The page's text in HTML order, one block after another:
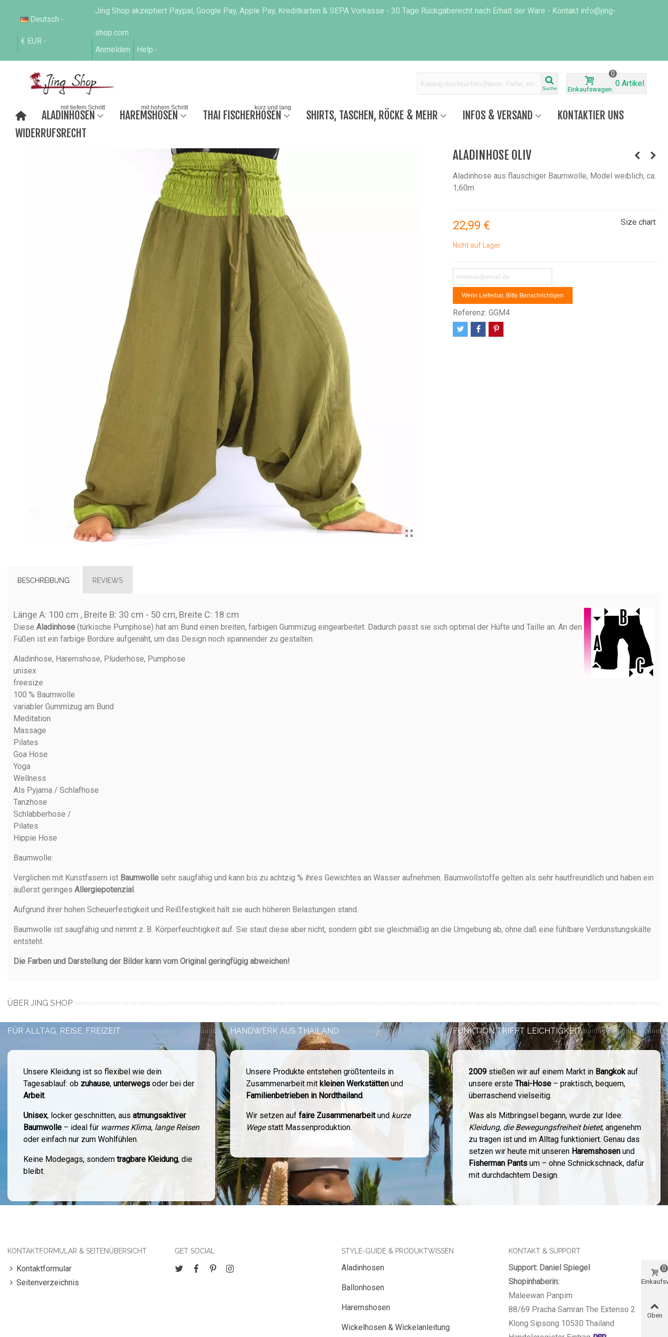
Deutsch
€ EUR
Jing Shop akzeptiert Paypal, Google Pay, Apple Pay, Kreditkarten & SEPA Vorkasse - 30 Tage Rückgaberecht nach Erhalt der Ware - Kontakt info@jing-
shop.com
Anmelden
Help
Suche Einkaufswagen
0
0 Artikel
ALADINHOSEN
mit tiefem Schritt
HAREMSHOSEN
mit hohem Schritt
THAI FISCHERHOSEN
kurz und lang
SHIRTS, TASCHEN, RÖCKE & MEHR INFOS & VERSAND
KONTAKTIER UNS
WIDERRUFSRECHT
ALADINHOSE OLIV
Aladinhose aus flauschiger Baumwolle, Model weiblich, ca.
1,60m
22,99 € Size chart
Nicht auf Lager
Wenn Lieferbar, Bitte Benachrichtigen
Referenz: GGM4
BESCHREIBUNG REVIEWS
Länge A: 100 cm , Breite B: 30 cm - 50 cm, Breite C: 18 cm
Diese Aladinhose (türkische Pumphose) hat am Bund einen breiten, farbigen Gummizug eingearbeitet. Dadurch passt sie sich optimal der Hüfte und Taille an. An den
Füßen ist ein farbige Bordüre aufgenäht, um das Design noch spannender zu gestalten.
Aladinhose, Haremshose, Pluderhose, Pumphose
unisex
freesize
100 % Baumwolle
variabler Gummizug am Bund
Meditation
Massage
Pilates
Goa Hose
Yoga
Wellness
Als Pyjama / Schlafhose
Tanzhose
Schlabberhose /
Pilates
Hippie Hose
Baumwolle:
Verglichen mit Kunstfasern ist Baumwolle sehr saugfähig und kann bis zu achtzig % ihres Gewichtes an Wasser aufnehmen. Baumwollstoffe gelten als sehr hautfreundlich und haben ein
äußerst geringes Allergiepotenzial.
Aufgrund ihrer hohen Scheuerfestigkeit und Reißfestigkeit hält sie auch höheren Belastungen stand.
Baumwolle ist saugfähig und nimmt z. B. Körperfeuchtigkeit auf. Sie staut diese aber nicht, sondern gibt sie gleichmäßig an die Umgebung ab, ohne daß eine fühlbare Verdunstungskälte
entsteht.
Die Farben und Darstellung der Bilder kann vom Original geringfügig abweichen!
ÜBER JING SHOP
FÜR ALLTAG, REISE, FREIZEIT
Unsere Kleidung ist so flexibel wie dein
Tagesablauf: ob zuhause, unterwegs oder bei der
Arbeit.
Unisex, locker geschnitten, aus atmungsaktiver
Baumwolle – ideal für warmes Klima, lange Reisen
oder einfach nur zum Wohlfühlen.
Keine Modegags, sondern tragbare Kleidung, die
bleibt.
HANDWERK AUS THAILAND
Unsere Produkte entstehen größtenteils in
Zusammenarbeit mit kleinen Werkstättenund
Familienbetrieben in Nordthailand.
Wir setzen auf faire Zusammenarbeitund kurze
Wegestatt Massenproduktion.
FUNKTION TRIFFT LEICHTIGKEIT
2009stießen wir auf einem Markt in Bangkokauf
unsere erste Thai-Hose– praktisch, bequem,
überraschend vielseitig.
Was als Mitbringsel begann, wurde zur Idee:
Kleidung, die Bewegungsfreiheit bietet, angenehm
zu tragen ist und im Alltag funktioniert. Genau das
setzen wir heute mit unseren Haremshosenund
Fisherman Pantsum – ohne Schnickschnack, dafür
mit durchdachtem Design.
KONTAKTFORMULAR & SEITENÜBERSICHT
Kontaktformular
Seitenverzeichnis
GET SOCIAL STYLE-GUIDE & PRODUKTWISSEN
Aladinhosen
Ballonhosen
Haremshosen
Wickelhosen & Wickelanleitung
KONTAKT & SUPPORT
Support: Daniel Spiegel
Shopinhaberin:
Maleewan Panpim
88/69 Pracha Samran The Extenso 2
Klong Sipsong 10530 Thailand
0
Oben